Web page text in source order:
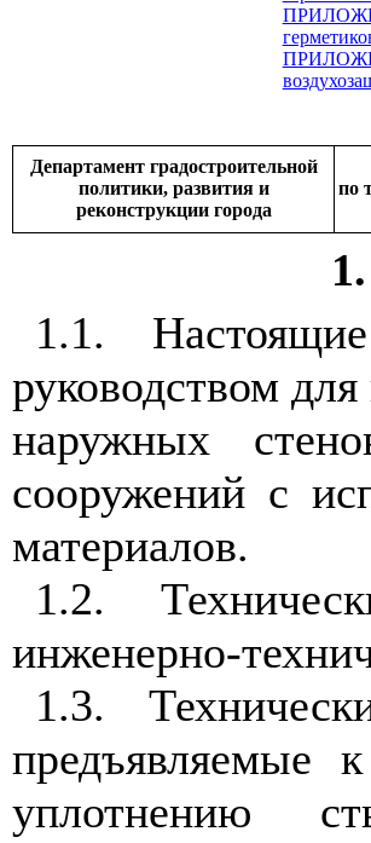
Департамент градостроительной
политики, развития и
реконструкции города
по
1.1.
руководством
наружных
сооружений с
материалов.
1.2.
инженерно-
1.3.
предъявляемые
уплотнению